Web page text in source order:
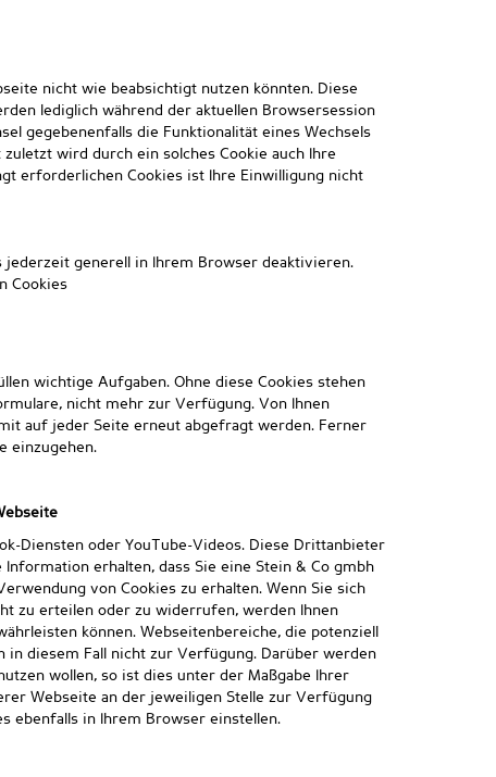
nicht wie beabsichtigt nutzen könnten. Diese
lediglich während der aktuellen Browsersession
gegebenenfalls die Funktionalität eines Wechsels
wird durch ein solches Cookie auch Ihre
erforderlichen Cookies ist Ihre Einwilligung nicht
generell in Ihrem Browser deaktivieren.
Cookies
wichtige Aufgaben. Ohne diese Cookies stehen
nicht mehr zur Verfügung. Von Ihnen
auf jeder Seite erneut abgefragt werden. Ferner
einzugehen.
Diensten oder YouTube-Videos. Diese Drittanbieter
erhalten, dass Sie eine Stein & Co gmbh
von Cookies zu erhalten. Wenn Sie sich
zu erteilen oder zu widerrufen, werden Ihnen
können. Webseitenbereiche, die potenziell
in diesem Fall nicht zur Verfügung. Darüber werden
wollen, so ist dies unter der Maßgabe Ihrer
Webseite an der jeweiligen Stelle zur Verfügung
ebenfalls in Ihrem Browser einstellen.